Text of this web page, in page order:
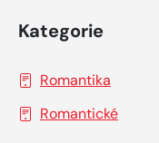
Kategorie
Romantika
Romantické